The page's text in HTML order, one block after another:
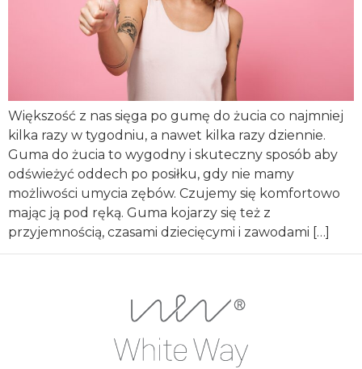
Większość z nas sięga po gumę do żucia co najmniej
kilka razy w tygodniu, a nawet kilka razy dziennie.
Guma do żucia to wygodny i skuteczny sposób aby
odświeżyć oddech po posiłku, gdy nie mamy
możliwości umycia zębów. Czujemy się komfortowo
mając ją pod ręką. Guma kojarzy się też z
przyjemnością, czasami dziecięcymi i zawodami […]